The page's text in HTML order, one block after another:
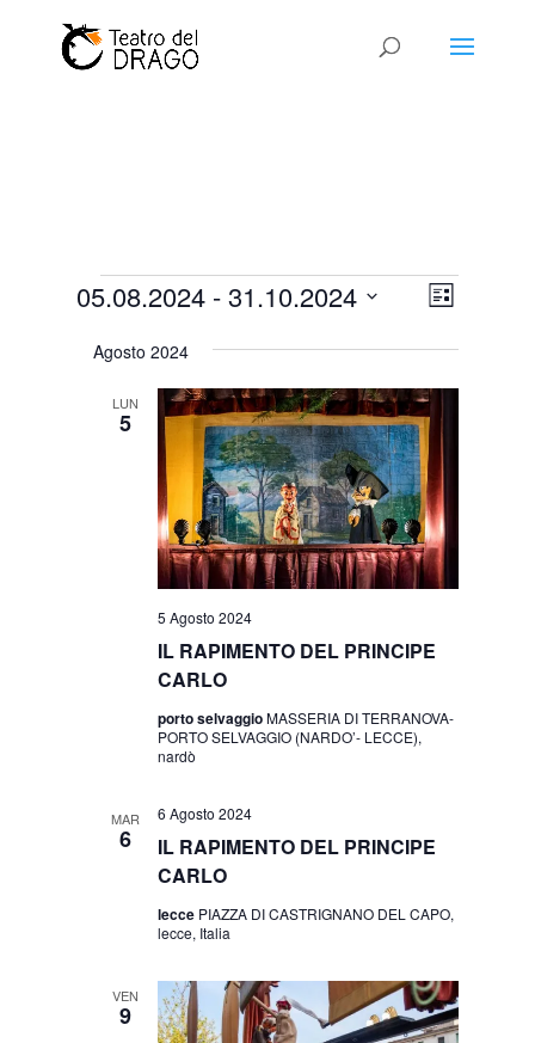
Eventi Viste
Evento
Viste
Lista
05.08.2024 - 31.10.2024
Agosto 2024
LUN
5
IL RAPIMENTO DEL PRINCIPE
CARLO
5 Agosto 2024
porto selvaggioMASSERIA DI TERRANOVA-
PORTO SELVAGGIO (NARDO’- LECCE),
nardò
MAR
6
IL RAPIMENTO DEL PRINCIPE
CARLO
6 Agosto 2024
lecce PIAZZA DI CASTRIGNANO DEL CAPO,
lecce, Italia
VEN
9